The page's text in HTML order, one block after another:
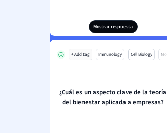
Mostrar respuesta
+ Add tag Immunology Cell Biology Mo
¿Cuál es un aspecto clave de la teoría
del bienestar aplicada a empresas?